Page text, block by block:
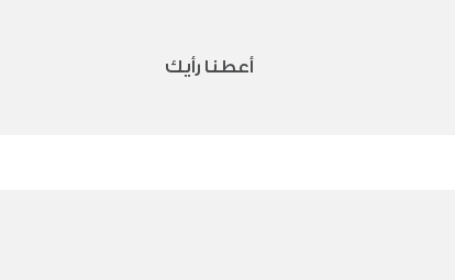
أعطنا رأيك